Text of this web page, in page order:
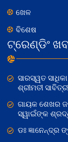
ଖେଳ
ବିଶେଷ
ଟ୍ରେଣ୍ଡିଂ
ସାରସ୍ୱତ
ଶ୍ରୀମତୀ
ଗାୟକ ଶେଖର
ସ୍ୱାଇଁଙ୍କ
ଡଃ ଜ୍ଞାନେନ୍ଦ୍ର